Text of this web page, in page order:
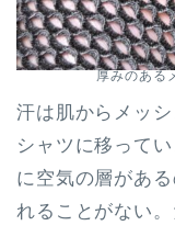
厚みのある
汗は肌からメッ
シャツに移って
に空気の層があ
れることがない